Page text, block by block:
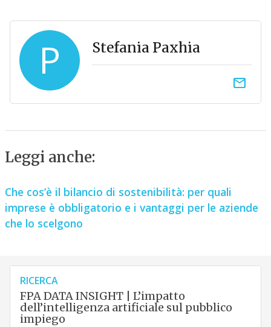
P Stefania Paxhia
email
Leggi anche:
Che cos’è il bilancio di sostenibilità: per quali
imprese è obbligatorio e i vantaggi per le aziende
che lo scelgono
RICERCA
FPA DATA INSIGHT | L’impatto
dell’intelligenza artificiale sul pubblico
impiego